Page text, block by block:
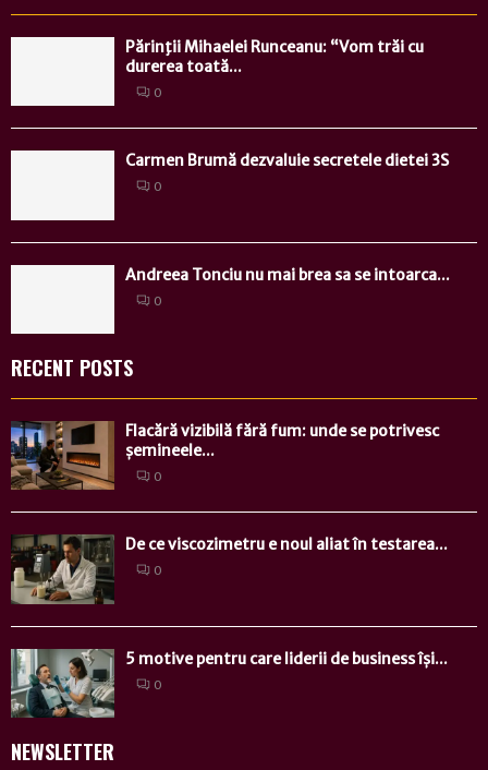
Părinţii Mihaelei Runceanu: “Vom trăi cu
durerea toată...
0
Carmen Brumă dezvaluie secretele dietei 3S
0
Andreea Tonciu nu mai brea sa se intoarca...
0
RECENT POSTS
Flacără vizibilă fără fum: unde se potrivesc
șemineele...
0
De ce viscozimetru e noul aliat în testarea...
0
5 motive pentru care liderii de business își...
0
NEWSLETTER